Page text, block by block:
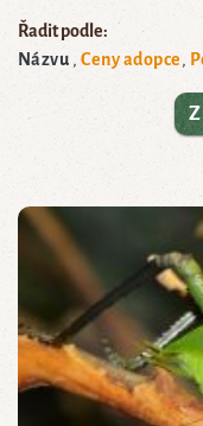
Řadit podle:
Názvu
Ceny adopce